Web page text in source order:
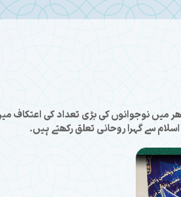
میں نوجوانوں کی بڑی تعداد کی اعتکاف
سے گہرا روحانی تعلق رکھتے ہیں۔